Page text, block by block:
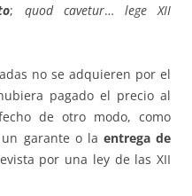
; quod cavetur… lege XII
no se adquieren por el
pagado el precio al
de otro modo, como
garante o la en­trega de
por una ley de las XII